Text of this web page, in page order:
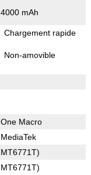
4000 mAh
Chargement rapide
Non-amovible
One Macro
MediaTek
MT6771T)
MT6771T)